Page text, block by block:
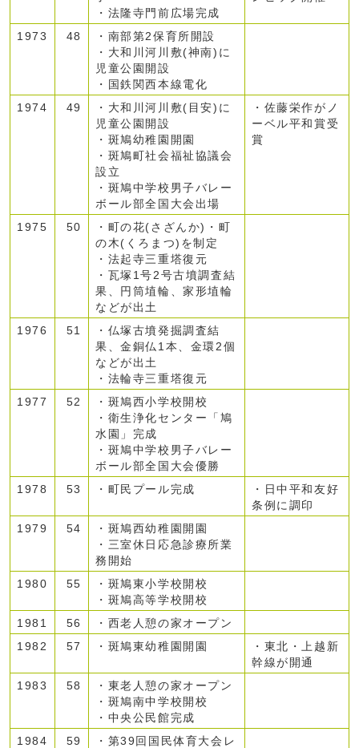
・法隆寺門前広場完成
1973 48
・南部第2保育所開設
・大和川河川敷(神南)に
児童公園開設
・国鉄関西本線電化
1974
49
・大和川河川敷(目安)に
児童公園開設
・斑鳩幼稚園開園
・斑鳩町社会福祉協議会
設立
・斑鳩中学校男子バレー
ボール部全国大会出場
・佐藤栄作がノ
ーベル平和賞受
賞
1975 50
・町の花(さざんか)・町
の木(くろまつ)を制定
・法起寺三重塔復元
・瓦塚1号2号古墳調査結
果、円筒埴輪、家形埴輪
などが出土
1976
51
・仏塚古墳発掘調査結
果、金銅仏1本、金環2個
などが出土
・法輪寺三重塔復元
1977
52
・斑鳩西小学校開校
・衛生浄化センター「鳩
水園」完成
・斑鳩中学校男子バレー
ボール部全国大会優勝
1978
53 ・町民プール完成
・日中平和友好
条例に調印
1979
54
・斑鳩西幼稚園開園
・三室休日応急診療所業
務開始
1980
55
・斑鳩東小学校開校
・斑鳩高等学校開校
1981
56
・西老人憩の家オープン
1982
57 ・斑鳩東幼稚園開園
・東北・上越新
幹線が開通
1983
58
・東老人憩の家オープン
・斑鳩南中学校開校
・中央公民館完成
1984
59
・第39回国民体育大会レ